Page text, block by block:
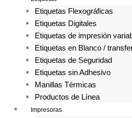
Etiquetas Flexográficas
Etiquetas Digitales
Etiquetas de impresión
Etiquetas en Blanco /
Etiquetas de Seguridad
Etiquetas sin Adhesivo
Manillas Térmicas
Productos de Línea
Impresoras